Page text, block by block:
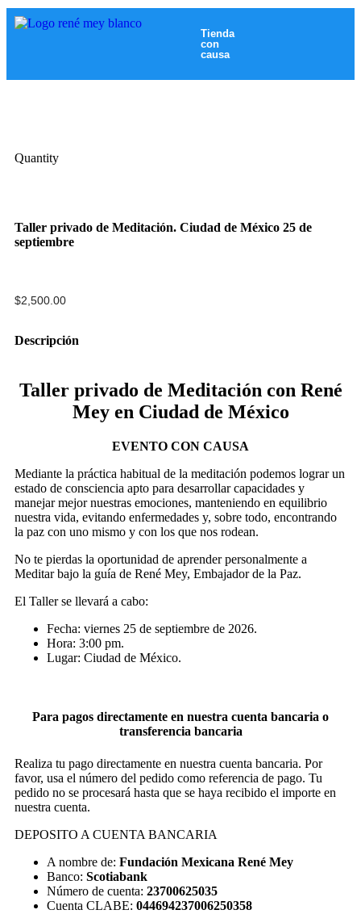
Tienda
con
causa
Quantity
Taller privado de Meditación. Ciudad de México 25 de
septiembre
$2,500.00
Descripción
Taller privado de Meditación con René
Mey en Ciudad de México
EVENTO CON CAUSA
Mediante la práctica habitual de la meditación podemos lograr un
estado de consciencia apto para desarrollar capacidades y
manejar mejor nuestras emociones, manteniendo en equilibrio
nuestra vida, evitando enfermedades y, sobre todo, encontrando
la paz con uno mismo y con los que nos rodean.
No te pierdas la oportunidad de aprender personalmente a
Meditar bajo la guía de René Mey, Embajador de la Paz.
El Taller se llevará a cabo:
Fecha: viernes 25 de septiembre de 2026.
Hora: 3:00 pm.
Lugar: Ciudad de México.
Para pagos directamente en nuestra cuenta bancaria o
transferencia bancaria
Realiza tu pago directamente en nuestra cuenta bancaria. Por
favor, usa el número del pedido como referencia de pago. Tu
pedido no se procesará hasta que se haya recibido el importe en
nuestra cuenta.
DEPOSITO A CUENTA BANCARIA
A nombre de: Fundación Mexicana René Mey
Banco: Scotiabank
Número de cuenta: 23700625035
Cuenta CLABE: 044694237006250358